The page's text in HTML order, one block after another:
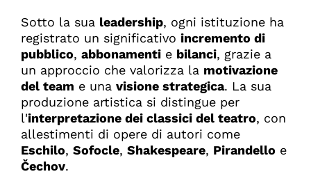
Sotto la sua leadership, ogni istituzione ha
registrato un significativo incremento di
pubblico, abbonamentie bilanci, grazie a
un approccio che valorizza la motivazione
del team e una visione strategica. La sua
produzione artistica si distingue per
l'interpretazione dei classici del teatro, con
allestimenti di opere di autori come
Eschilo, Sofocle, Shakespeare, Pirandelloe
Čechov.